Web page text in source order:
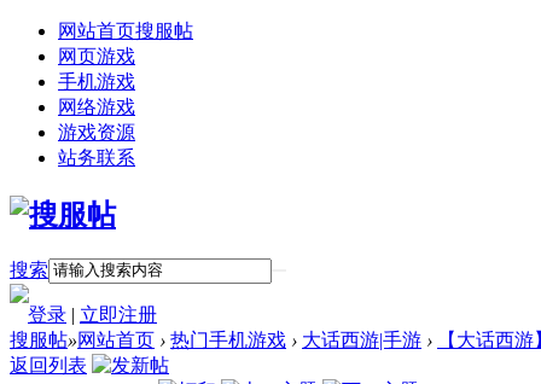
网站首页搜服帖
网页游戏
手机游戏
网络游戏
游戏资源
站务联系
搜索
登录 | 立即注册
搜服帖»网站首页 › 热门手机游戏 › 大话西游|手游 ›
【大话西
返回列表